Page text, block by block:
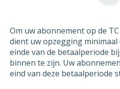
[opmerking]
De incassomachtiging
rekeningnummer die ik
ingang van het
Om uw abonnement op de
dient uw opzegging
einde van de betaalperiode
binnen te zijn. Uw
eind van deze betaalperiode